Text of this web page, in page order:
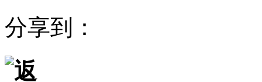
分享到：